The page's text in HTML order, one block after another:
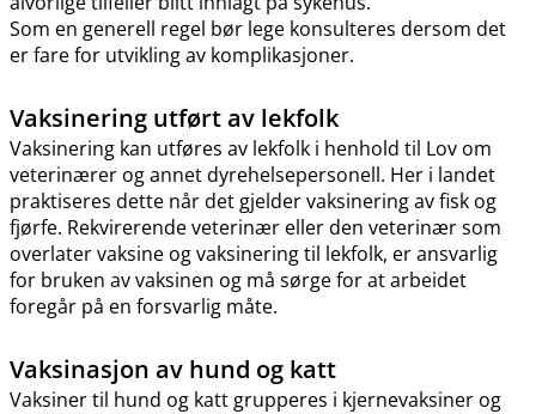
Som en generell regel bør lege konsulteres dersom det
er fare for utvikling av komplikasjoner.
Vaksinering utført av lekfolk
Vaksinering kan utføres av lekfolk i henhold til Lov om
veterinærer og annet dyrehelsepersonell. Her i landet
praktiseres dette når det gjelder vaksinering av fisk og
fjørfe. Rekvirerende veterinær eller den veterinær som
overlater vaksine og vaksinering til lekfolk, er ansvarlig
for bruken av vaksinen og må sørge for at arbeidet
foregår på en forsvarlig måte.
Vaksinasjon av hund og katt
Vaksiner til hund og katt grupperes i kjernevaksiner og